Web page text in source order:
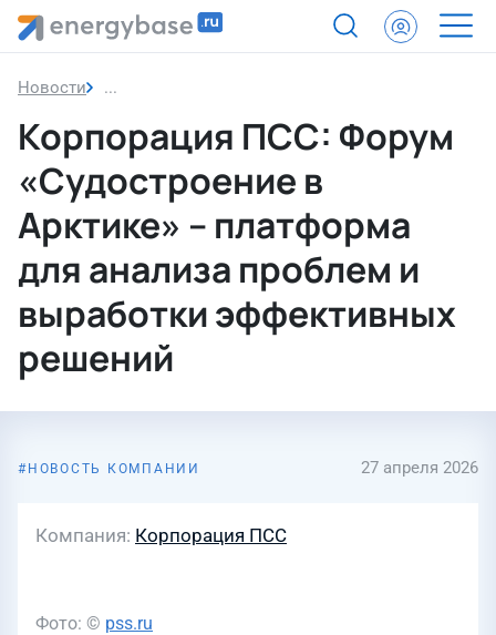
Новости Корпорация ПСС: Форум «Судостроение в
Корпорация ПСС: Форум
«Судостроение в
Арктике» – платформа
для анализа проблем и
выработки эффективных
решений
НОВОСТЬ КОМПАНИИ 27 апреля 2026
Компания Корпорация ПСС
Фото: © pss.ru